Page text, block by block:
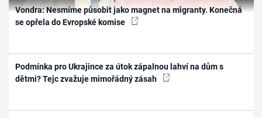
Vondra: Nesmíme působit jako magnet na migranty. Konečná
se opřela do Evropské komise
Podmínka pro Ukrajince za útok zápalnou lahví na dům s
dětmi? Tejc zvažuje mimořádný zásah